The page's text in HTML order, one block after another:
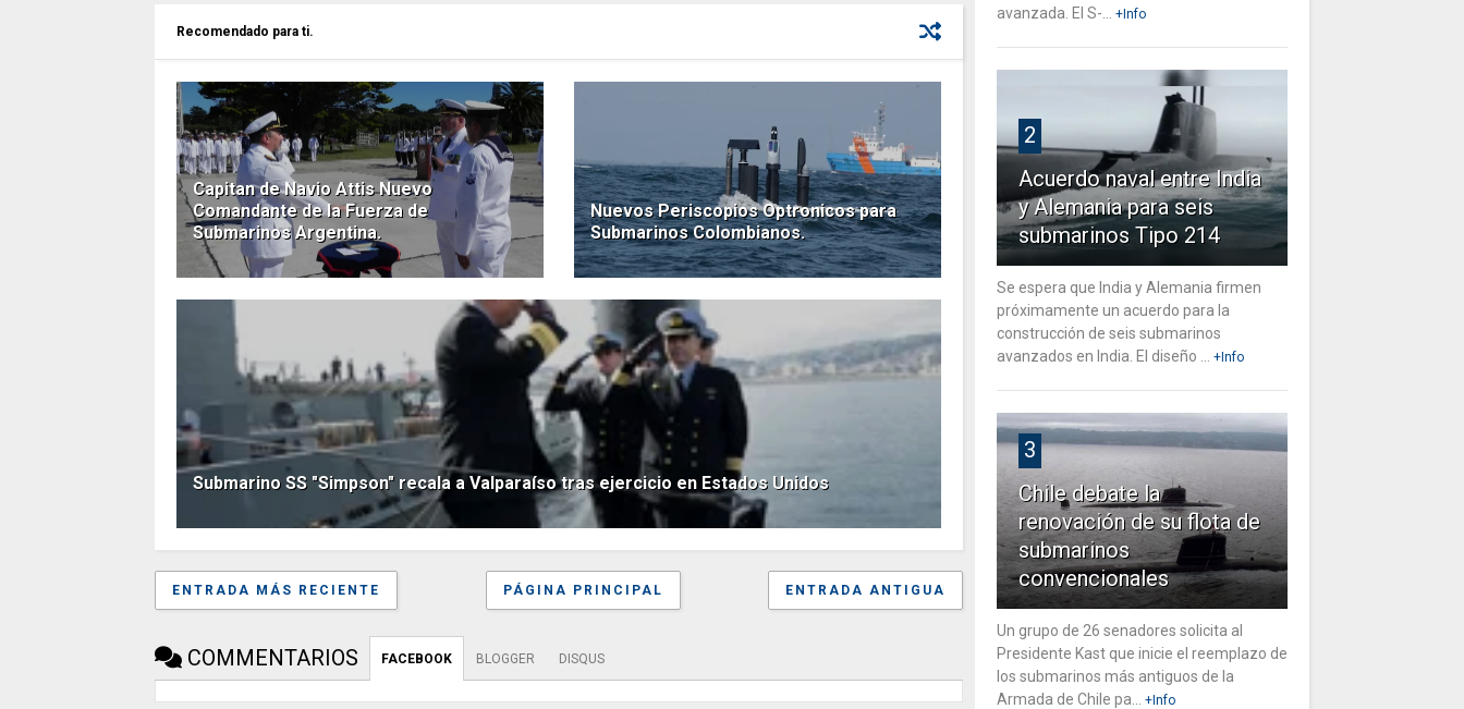
Recomendado para ti.
Capitan de Navio Attis Nuevo
Comandante de la Fuerza de
Submarinos Argentina.
Nuevos Periscopios Optronicos para
Submarinos Colombianos.
Submarino SS "Simpson" recala a Valparaíso tras ejercicio en Estados Unidos
ENTRADA MÁS RECIENTE ENTRADA ANTIGUA
PÁGINA PRINCIPAL
COMMENTARIOS FACEBOOK BLOGGER DISQUS
avanzada. El S-...
+Info
2
Acuerdo naval entre India
y Alemania para seis
submarinos Tipo 214
Se espera que India y Alemania firmen
próximamente un acuerdo para la
construcción de seis submarinos
avanzados en India. El diseño ...
+Info
3
Chile debate la
renovación de su flota de
submarinos
convencionales
Un grupo de 26 senadores solicita al
Presidente Kast que inicie el reemplazo de
los submarinos más antiguos de la
Armada de Chile pa...
+Info